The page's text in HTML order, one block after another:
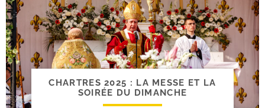
CHARTRES 2025 : LA MESSE ET LA
SOIRÉE DU DIMANCHE